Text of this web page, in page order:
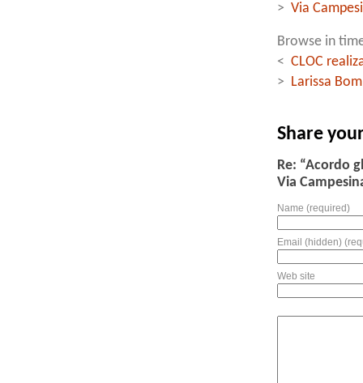
> Via
Browse in
< CLOC
>
Larissa
Share
Re: “Acordo
Via
Name (required)
Email (hidden)
Web site